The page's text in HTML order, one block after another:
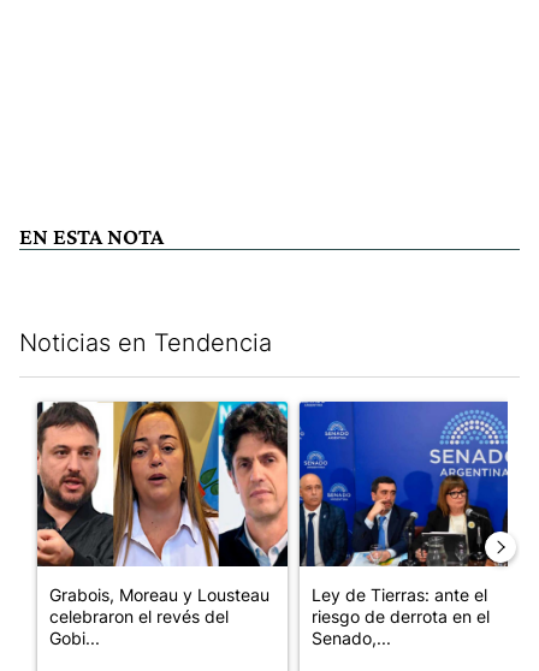
EN ESTA NOTA
Noticias en Tendencia
Un artículo de tendencia con el título "Grabois, Moreau y
Grabois, Moreau y Lousteau
celebraron el revés del
Gobi...
Un artículo de tendencia con
Ley de Tierras: ante el
riesgo de derrota en el
Senado,...